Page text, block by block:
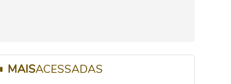
MAISACESSADAS